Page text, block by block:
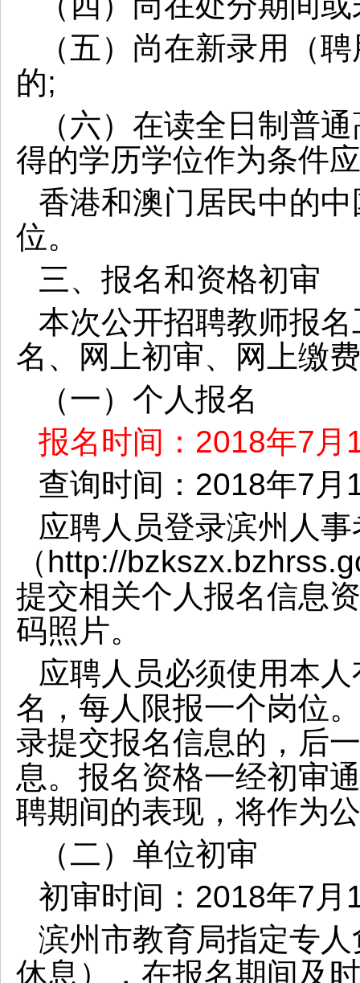
（五）尚在新录用（
的;
（六）在读全日制普
得的学历学位作为条件
香港和澳门居民中的
位。
三、报名和资格初审
本次公开招聘教师报
名、网上初审、网上缴
（一）个人报名
报名时间： 2018年7
查询时间： 2018年7
应聘人员登录滨州人
（http://
提交相关个人报名信息
码照片。
应聘人员必须使用本
名，每人限报一个岗位
录提交报名信息的，后
息。报名资格一经初审
聘期间的表现，将作为
（二）单位初审
初审时间： 2018年7
滨州市教育局指定专
休息），在报名期间及